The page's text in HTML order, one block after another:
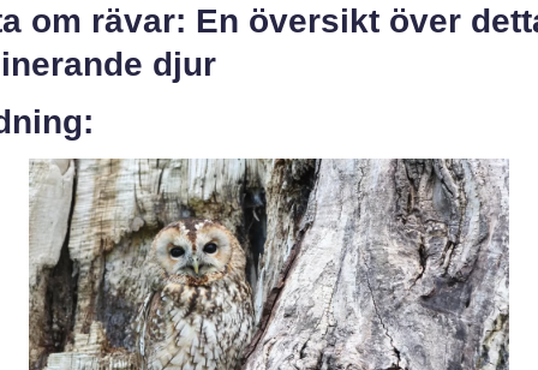
om rävar: En översikt över
djur